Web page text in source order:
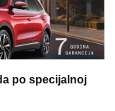
po specijalnoj